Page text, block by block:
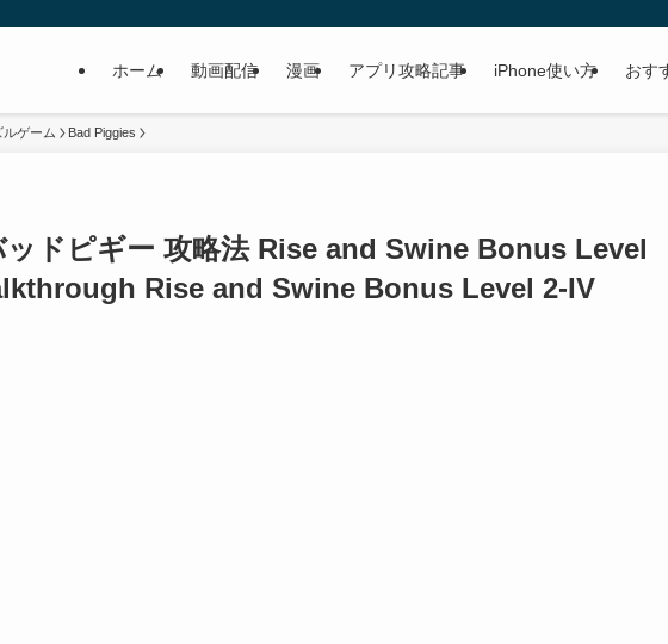
ホーム 動画配信 漫画 アプリ攻略記事 iPhone使い方 おす
ルゲーム Bad Piggies
ドピギー 攻略法 Rise and Swine Bonus Level
Rise and Swine Bonus Level 2-IV